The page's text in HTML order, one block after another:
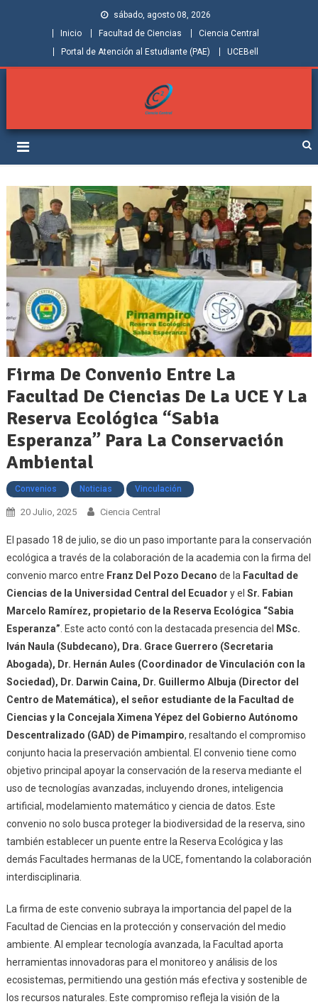
sábado, agosto 08, 2026
Inicio
Facultad de Ciencias
Ciencia Central
Portal de Atención al Estudiante (PAE)
UCEBell
Facultad de Ciencias |
Ciencia Central
Firma De Convenio Entre La
Facultad De Ciencias De La UCE Y La
Reserva Ecológica “Sabia
Esperanza” Para La Conservación
Ambiental
Convenios Noticias Vinculación
20 Julio, 2025 Ciencia Central
El pasado 18 de julio, se dio un paso importante para la conservación
ecológica a través de la colaboración de la academia con la firma del
convenio marco entre Franz Del Pozo Decano de la Facultad de
Ciencias de la Universidad Central del Ecuador y el Sr. Fabian
Marcelo Ramírez, propietario de la Reserva Ecológica “Sabia
Esperanza” . Este acto contó con la destacada presencia del
MSc.
Iván Naula (Subdecano), Dra. Grace Guerrero (Secretaria
Abogada), Dr. Hernán Aules (Coordinador de Vinculación con la
Sociedad), Dr. Darwin Caina, Dr. Guillermo Albuja (Director del
Centro de Matemática), el señor estudiante de la Facultad de
Ciencias y la Concejala Ximena Yépez del Gobierno Autónomo
Descentralizado (GAD) de Pimampiro, resaltando el compromiso
conjunto hacia la preservación ambiental. El convenio tiene como
objetivo principal apoyar la conservación de la reserva mediante el
uso de tecnologías avanzadas, incluyendo drones, inteligencia
artificial, modelamiento matemático y ciencia de datos. Este
convenio no solo busca proteger la biodiversidad de la reserva, sino
también establecer un puente entre la Reserva Ecológica y las
demás Facultades hermanas de la UCE, fomentando la colaboración
interdisciplinaria.
La firma de este convenio subraya la importancia del papel de la
Facultad de Ciencias en la protección y conservación del medio
ambiente. Al emplear tecnología avanzada, la Facultad aporta
herramientas innovadoras para el monitoreo y análisis de los
ecosistemas, permitiendo una gestión más efectiva y sostenible de
los recursos naturales. Este compromiso refleja la visión de la